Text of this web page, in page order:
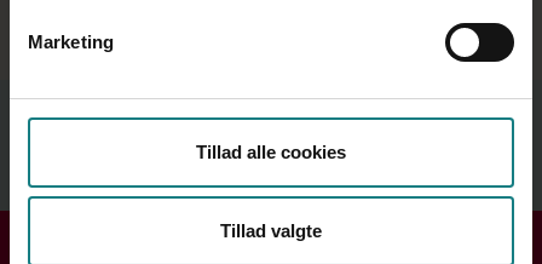
Marketing
Tillad alle cookies
Tillad valgte
Relateret indhold
Se mere